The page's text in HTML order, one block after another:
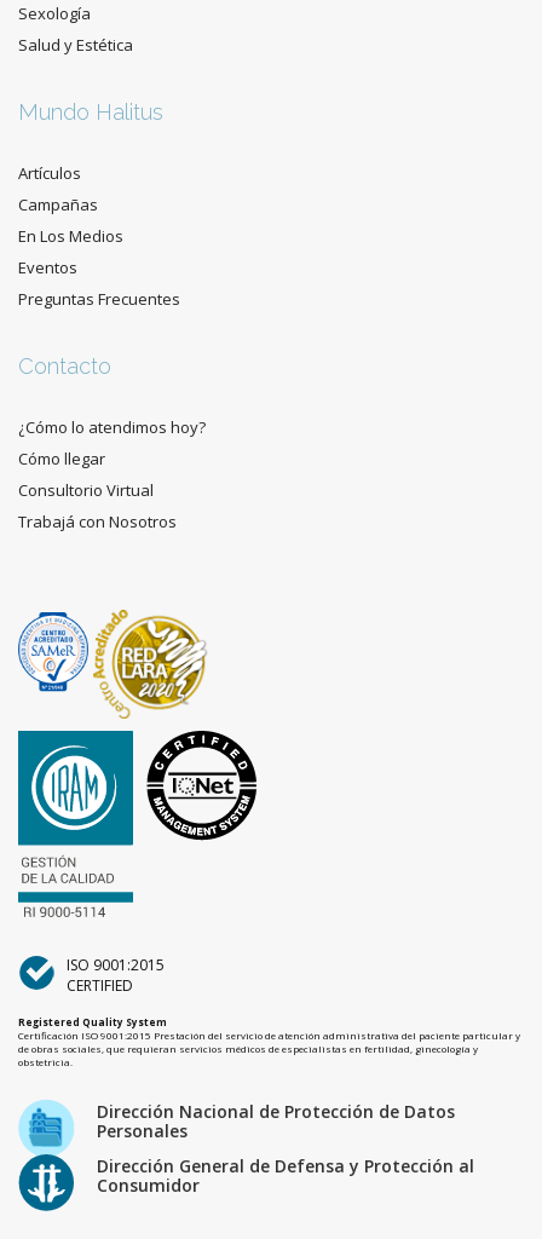
Sexología
Salud y Estética
Mundo Halitus
Artículos
Campañas
En Los Medios
Eventos
Preguntas Frecuentes
Contacto
¿Cómo lo atendimos hoy?
Cómo llegar
Consultorio Virtual
Trabajá con Nosotros
ISO 9001:2015
CERTIFIED
Registered Quality System
Certificación ISO 9001:2015 Prestación del servicio de atención administrativa del paciente particular y
de obras sociales, que requieran servicios médicos de especialistas en fertilidad, ginecología y
obstetricia.
Dirección Nacional de Protección de Datos
Personales
Dirección General de Defensa y Protección al
Consumidor